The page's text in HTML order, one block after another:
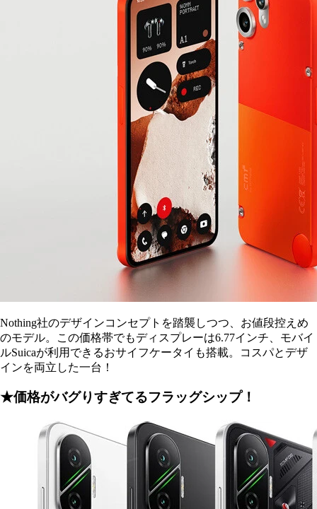
Nothing社のデザインコンセプトを踏襲しつつ、お値段控えめ
のモデル。この価格帯でもディスプレーは6.77インチ、モバイ
ルSuicaが利用できるおサイフケータイも搭載。コスパとデザ
インを両立した一台！
★価格がバグりすぎてるフラッグシップ！